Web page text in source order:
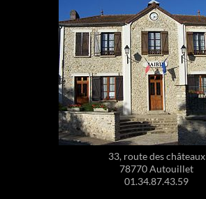
33, route des châteaux
78770 Autouillet
01.34.87.43.59